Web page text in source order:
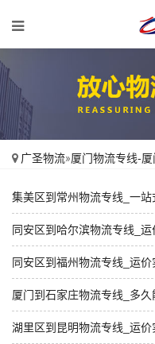
广圣物流»厦门物流专线-
集美区到常州物流专线_一站
同安区到哈尔滨物流专线_运
同安区到福州物流专线_运价
厦门到石家庄物流专线_多久
湖里区到昆明物流专线_运价